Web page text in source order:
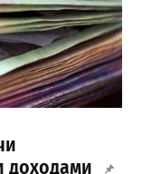
доходами